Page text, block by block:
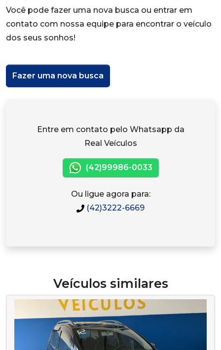
Você pode fazer uma nova busca ou entrar em
contato com nossa equipe para encontrar o veículo
dos seus sonhos!
Fazer uma nova busca
Entre em contato pelo Whatsapp da
Real Veículos
(42)99986-0033
Ou ligue agora para:
(42)3222-6669
Veículos similares